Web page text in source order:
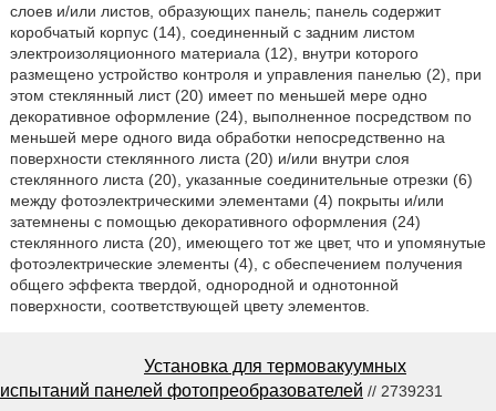
слоев и/или листов, образующих панель; панель содержит
коробчатый корпус (14), соединенный с задним листом
электроизоляционного материала (12), внутри которого
размещено устройство контроля и управления панелью (2), при
этом стеклянный лист (20) имеет по меньшей мере одно
декоративное оформление (24), выполненное посредством по
меньшей мере одного вида обработки непосредственно на
поверхности стеклянного листа (20) и/или внутри слоя
стеклянного листа (20), указанные соединительные отрезки (6)
между фотоэлектрическими элементами (4) покрыты и/или
затемнены с помощью декоративного оформления (24)
стеклянного листа (20), имеющего тот же цвет, что и упомянутые
фотоэлектрические элементы (4), с обеспечением получения
общего эффекта твердой, однородной и однотонной
поверхности, соответствующей цвету элементов.
Установка для термовакуумных
испытаний панелей фотопреобразователей // 2739231